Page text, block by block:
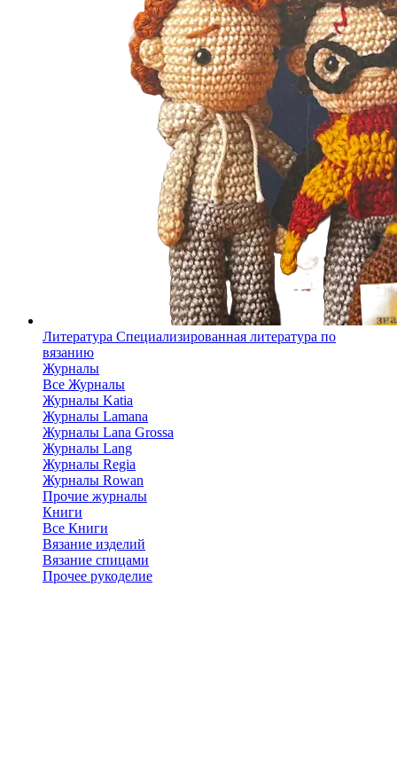
Литература Специализированная литература по
вязанию
Журналы
Все Журналы
Журналы Katia
Журналы Lamana
Журналы Lana Grossa
Журналы Lang
Журналы Regia
Журналы Rowan
Прочие журналы
Книги
Все Книги
Вязание изделий
Вязание спицами
Прочее рукоделие